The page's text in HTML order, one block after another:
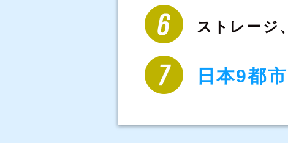
ストレージ、
日本9都市